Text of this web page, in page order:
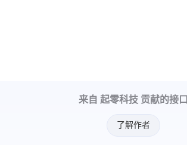
来自 起零科技 贡献的接口
了解作者